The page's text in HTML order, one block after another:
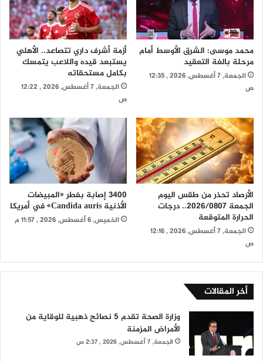
محمد موسى: الشرق الأوسط أمام
مرحلة بالغة التعقيد
الجمعة, 7 أغسطس, 2026 , 12:35
ص
أزمة أشرف داري تتصاعد.. الأهلي
يستبعد قيده واللاعب يتمسك
بكامل مستحقاته
الجمعة, 7 أغسطس, 2026 , 12:22
ص
الأرصاد تحذر من طقس اليوم
الجمعة 2026/0807.. درجات
الحرارة المتوقعة
الجمعة, 7 أغسطس, 2026 , 12:16
ص
3400 إصابة بفطر «المبيضات
الأذنية Candida auris» في أمريكا
الخميس, 6 أغسطس, 2026 , 11:57 م
أخر المقالات
وزارة الصحة تقدم 5 نصائح ذهبية للوقاية من
الأمراض المزمنة
الجمعة, 7 أغسطس, 2026 , 2:37 ص